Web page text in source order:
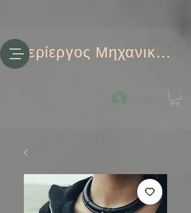
Περίεργος Μηχανικός
Log-in